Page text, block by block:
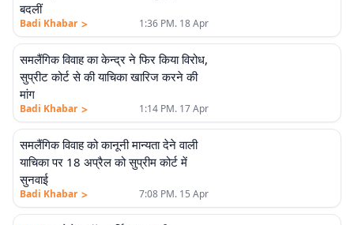
बदलीं
Badi Khabar > 1:36 PM. 18 Apr
समलैंगिक विवाह का केन्द्र ने फिर किया विरोध,
सुप्रीट कोर्ट से की याचिका खारिज करने की
मांग
Badi Khabar > 1:14 PM. 17 Apr
समलैंगिक विवाह को कानूनी मान्यता देने वाली
याचिका पर 18 अप्रैल को सुप्रीम कोर्ट में
सुनवाई
Badi Khabar > 7:08 PM. 15 Apr